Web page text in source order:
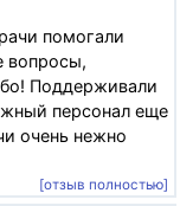
помогали
вопросы,
Поддерживали
персонал еще
очень нежно
[отзыв полностью]